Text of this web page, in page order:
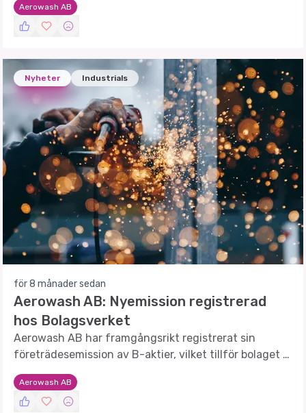
Aerowash AB
Nyheter Industrials
för 8 månader sedan
Aerowash AB: Nyemission registrerad
hos Bolagsverket
Aerowash AB har framgångsrikt registrerat sin
företrädesemission av B-aktier, vilket tillför bolaget 7
MSEK före emissionskostnader.
Aerowash AB